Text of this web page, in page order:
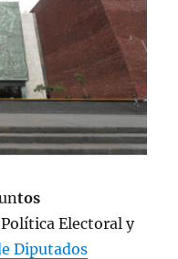
tos
Política Electoral y
Diputados